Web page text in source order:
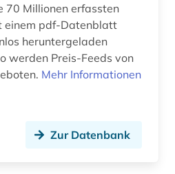
naturwissenschaft (1)
naturwissenschaften (2)
70 Millionen erfassten
einem pdf-Datenblatt
heruntergeladen
Mehr Informationen
Zur Datenbank